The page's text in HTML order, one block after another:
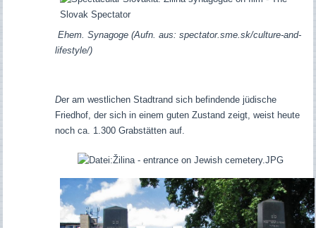
Ehem. Synagoge (Aufn. aus: spectator.sme.sk/culture-and-
lifestyle/)
Der am westlichen Stadtrand sich befindende jüdische
Friedhof, der sich in einem guten Zustand zeigt, weist heute
noch ca. 1.300 Grabstätten auf.